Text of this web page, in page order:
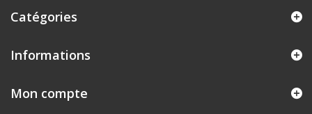
Catégories
Informations
Mon compte